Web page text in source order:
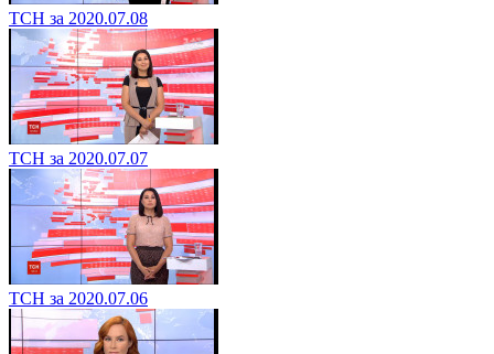
ТСН за 2020.07.08
ТСН за 2020.07.07
ТСН за 2020.07.06